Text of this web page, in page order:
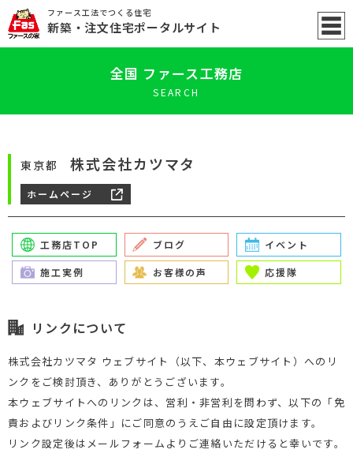
ファース工法でつくる住宅
新築 ・注文住宅ポータルサイト
全国 ファース工務店
SEARCH
東京都 株式会社カツマタ
ホームページ
工務店TOP ブログ イベント
施工実例 お客様の声 応援隊
リンクについて
株式会社カツマタ ウェブサイト（以下、本ウェブサイト）へのリ
ンクをご検討頂き、ありがとうございます。
本ウェブサイトへのリンクは、営利・非営利を問わず、以下の「免
責およびリンク条件」にご同意のうえご自由に設定頂けます。
リンク設定後はメールフォームよりご連絡いただけると幸いです。